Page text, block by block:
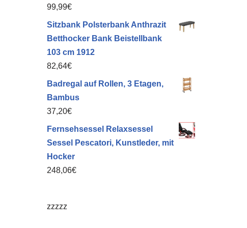
99,99€
Sitzbank Polsterbank Anthrazit
Betthocker Bank Beistellbank
103 cm 1912
82,64€
Badregal auf Rollen, 3 Etagen,
Bambus
37,20€
Fernsehsessel Relaxsessel
Sessel Pescatori, Kunstleder, mit
Hocker
248,06€
zzzzz